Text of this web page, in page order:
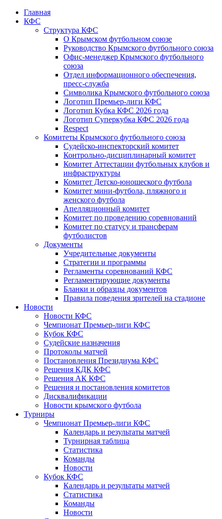
Главная
КФС
Структура КФС
О Крымском футбольном союзе
Руководство Крымского футбольного союза
Офис-менеджер Крымского футбольного
союза
Отдел информационного обеспечения,
пресс-служба
Символика Крымского футбольного союза
Логотип Премьер-лиги КФС
Логотип Кубка КФС 2026 года
Логотип Суперкубка КФС 2026 года
Respect
Комитеты Крымского футбольного союза
Судейско-инспекторский комитет
Контрольно-дисциплинарный комитет
Комитет Аттестации футбольных клубов и
инфраструктуры
Комитет Детско-юношеского футбола
Комитет мини-футбола, пляжного и
женского футбола
Апелляционный комитет
Комитет по проведению соревнований
Комитет по статусу и трансферам
футболистов
Документы
Учредительные документы
Стратегии и программы
Регламенты соревнований КФС
Регламентирующие документы
Бланки и образцы документов
Правила поведения зрителей на стадионе
Новости
Новости КФС
Чемпионат Премьер-лиги КФС
Кубок КФС
Судейские назначения
Протоколы матчей
Постановления Президиума КФС
Решения КДК КФС
Решения АК КФС
Решения и постановления комитетов
Дисквалификации
Новости крымского футбола
Турниры
Чемпионат Премьер-лиги КФС
Календарь и результаты матчей
Турнирная таблица
Статистика
Команды
Новости
Кубок КФС
Календарь и результаты матчей
Статистика
Команды
Новости